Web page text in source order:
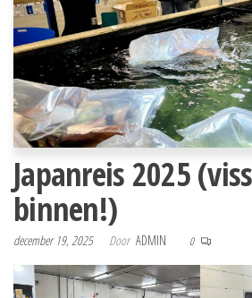
Japanreis 2025
binnen!)
december 19, 2025 Door ADMIN 0